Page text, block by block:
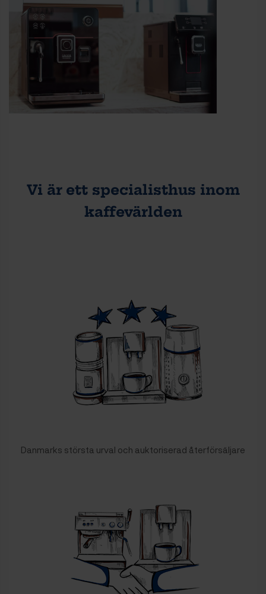
Vi är ett specialisthus inom
kaffevärlden
Danmarks största urval och auktoriserad återförsäljare